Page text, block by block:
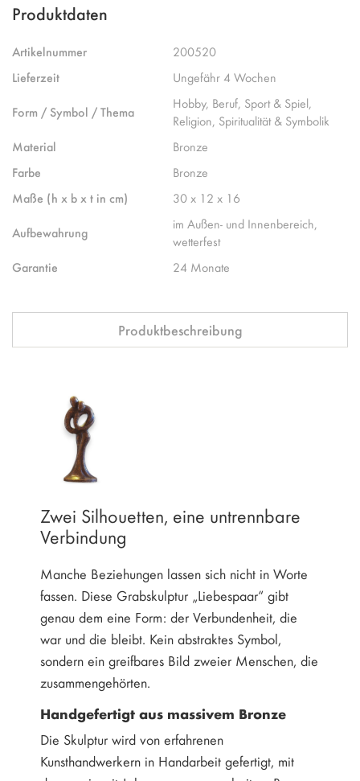
Produktdaten
Artikelnummer
200520
Lieferzeit
Ungefähr 4 Wochen
Form / Symbol / Thema
Hobby, Beruf, Sport & Spiel,
Religion, Spiritualität & Symbolik
Material
Bronze
Farbe
Bronze
Maße (h x b x t in cm)
30 x 12 x 16
Aufbewahrung
im Außen- und Innenbereich,
wetterfest
Garantie
24 Monate
Produktbeschreibung
Zwei Silhouetten, eine untrennbare
Verbindung
Manche Beziehungen lassen sich nicht in Worte
fassen. Diese Grabskulptur „Liebespaar“ gibt
genau dem eine Form: der Verbundenheit, die
war und die bleibt. Kein abstraktes Symbol,
sondern ein greifbares Bild zweier Menschen, die
zusammengehörten.
Handgefertigt aus massivem Bronze
Die Skulptur wird von erfahrenen
Kunsthandwerkern in Handarbeit gefertigt, mit